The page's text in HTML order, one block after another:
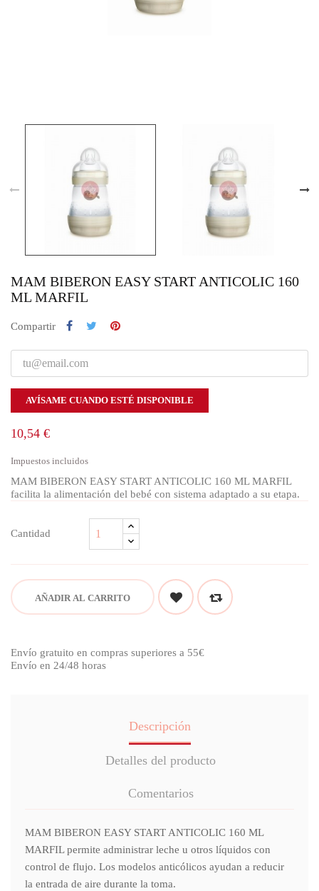
MAM BIBERON EASY START ANTICOLIC 160
ML MARFIL
Compartir
AVÍSAME CUANDO ESTÉ DISPONIBLE
10,54 €
Impuestos incluidos
MAM BIBERON EASY START ANTICOLIC 160 ML MARFIL
facilita la alimentación del bebé con sistema adaptado a su etapa.
Cantidad
AÑADIR AL CARRITO
Envío gratuito en compras superiores a 55€
Envío en 24/48 horas
Descripción
Detalles del producto
Comentarios
MAM BIBERON EASY START ANTICOLIC 160 ML
MARFIL permite administrar leche u otros líquidos con
control de flujo. Los modelos anticólicos ayudan a reducir
la entrada de aire durante la toma.